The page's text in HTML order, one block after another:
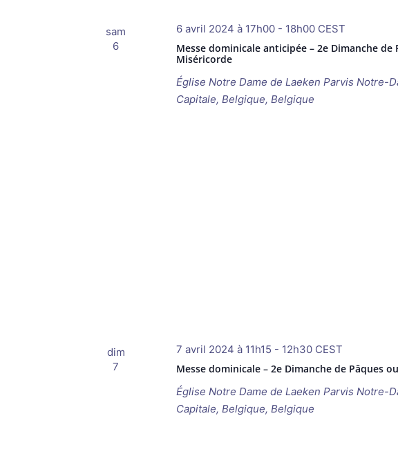
sam
6
Messe dominicale anticipée – 2e Dimanche de
Miséricorde
6 avril 2024 à 17h00- 18h00 CEST
Église Notre Dame de Laeken Parvis Notre-
Capitale, Belgique, Belgique
dim
7
Messe dominicale – 2e Dimanche de Pâques
7 avril 2024 à 11h15 - 12h30 CEST
Église Notre Dame de Laeken Parvis Notre-
Capitale, Belgique, Belgique